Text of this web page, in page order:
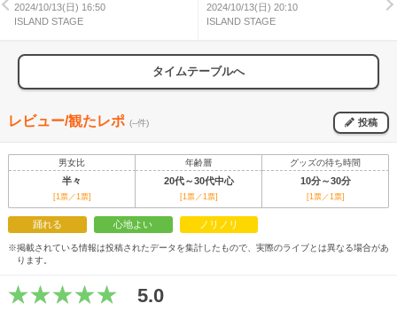
2024/10/13(日) 16:50
ISLAND STAGE
2024/10/13(日) 20:10
ISLAND STAGE
タイムテーブルへ
レビュー/観たレポ (--件) 投稿
男女比 年齢層 グッズの待ち時間
半々 20代～30代中心 10分～30分
[1票／1票] [1票／1票] [1票／1票]
踊れる 心地よい ノリノリ
※掲載されている情報は投稿されたデータを集計したもので、実際のライブとは異なる場合があ
ります。
5.0